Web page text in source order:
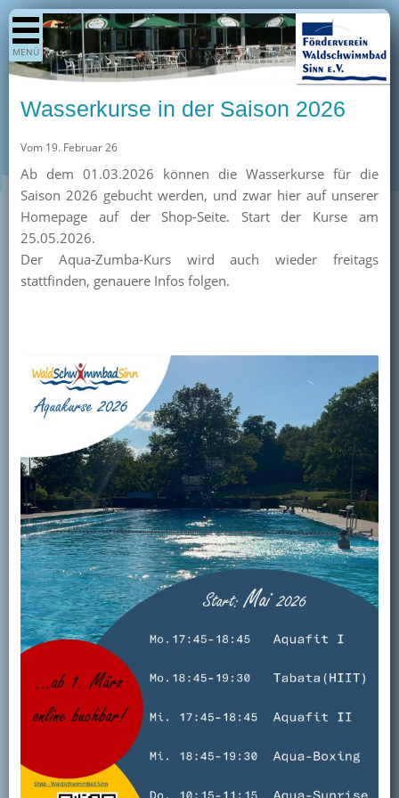
MENÜ
Shop
Aktuelles
Termine
Berichte
Bilder
/ Preise
Kurse
Kioskangebote
Team
Pressearchiv
Kontakt
Mitglied werden
Wasserkurse in der Saison 2026
Vom 19. Februar 26
Ab dem 01.03.2026 können die Wasserkurse für die
Saison 2026 gebucht werden, und zwar hier auf unserer
Homepage auf der Shop-Seite. Start der Kurse am
25.05.2026.
Der Aqua-Zumba-Kurs wird auch wieder freitags
stattfinden, genauere Infos folgen.